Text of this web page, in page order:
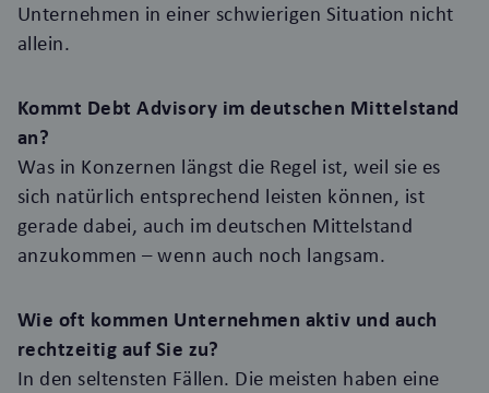
Unternehmen in einer schwierigen Situation nicht
allein.
Kommt Debt Advisory im deutschen Mittelstand
an?
Was in Konzernen längst die Regel ist, weil sie es
sich natürlich entsprechend leisten können, ist
gerade dabei, auch im deutschen Mittelstand
anzukommen – wenn auch noch langsam.
Wie oft kommen Unternehmen aktiv und auch
rechtzeitig auf Sie zu?
In den seltensten Fällen. Die meisten haben eine